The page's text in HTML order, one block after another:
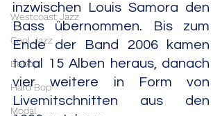
Westcoast Jazz
Cool Jazz
Bebop
Hard Bop
Modal
inzwischen Louis Samora den
Bass übernommen. Bis zum
Ende der Band 2006 kamen
total 15 Alben heraus, danach
vier weitere in Form von
Livemitschnitten aus den